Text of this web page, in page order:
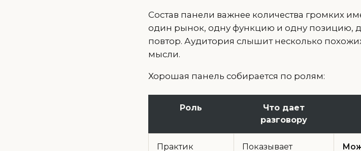
Состав панели важнее количества громких
один рынок, одну функцию и одну позицию,
повтор. Аудитория слышит несколько
мысли.
Хорошая панель собирается по ролям:
Роль
Что дает
разговору
Практик
Показывает